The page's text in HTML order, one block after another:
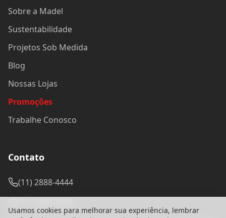
Sobre a Madel
Sustentabilidade
Projetos Sob Medida
Blog
Nossas Lojas
Promoções
Trabalhe Conosco
Contato
(11) 2888-4444
Usamos cookies para melhorar sua experiência, lembrar